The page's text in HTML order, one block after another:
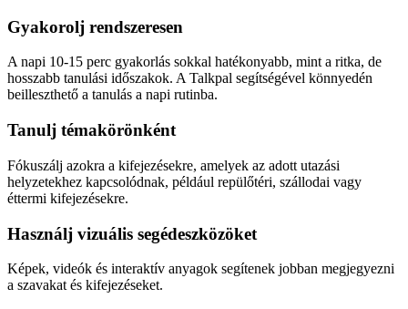
Gyakorolj rendszeresen
A napi 10-15 perc gyakorlás sokkal hatékonyabb, mint a ritka, de
hosszabb tanulási időszakok. A Talkpal segítségével könnyedén
beilleszthető a tanulás a napi rutinba.
Tanulj témakörönként
Fókuszálj azokra a kifejezésekre, amelyek az adott utazási
helyzetekhez kapcsolódnak, például repülőtéri, szállodai vagy
éttermi kifejezésekre.
Használj vizuális segédeszközöket
Képek, videók és interaktív anyagok segítenek jobban megjegyezni
a szavakat és kifejezéseket.